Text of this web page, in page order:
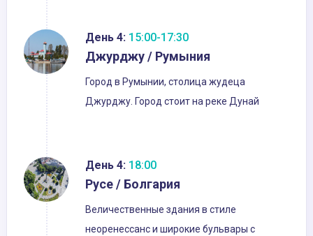
День 4: 15:00-17:30
Джурджу / Румыния
Город в Румынии, столица жудеца
Джурджу. Город стоит на реке Дунай
День 4: 18:00
Русе / Болгария
Величественные здания в стиле
неоренессанс и широкие бульвары с